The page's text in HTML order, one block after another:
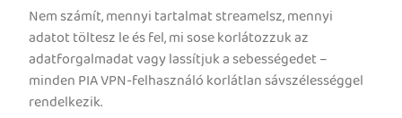
Nem számít, mennyi tartalmat streamelsz, mennyi
adatot töltesz le és fel, mi sose korlátozzuk az
adatforgalmadat vagy lassítjuk a sebességedet –
minden PIA VPN-felhasználó korlátlan sávszélességgel
rendelkezik.